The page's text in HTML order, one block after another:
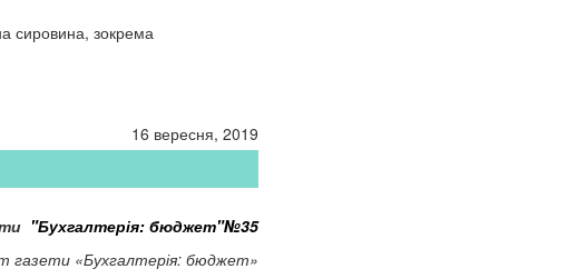
сировина, зокрема
16 вересня, 2019
"Бухгалтерія: бюджет"№35
газети «Бухгалтерія: бюджет»